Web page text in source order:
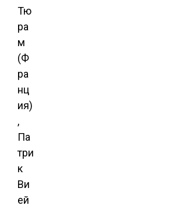
Тю
ра
м
(Ф
ра
нц
ия)
,
Па
три
к
Ви
ей